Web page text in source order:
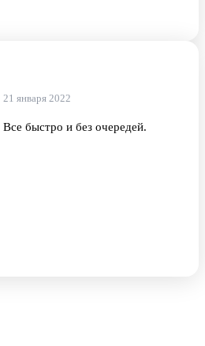
21 января 2022
быстро и без очередей.